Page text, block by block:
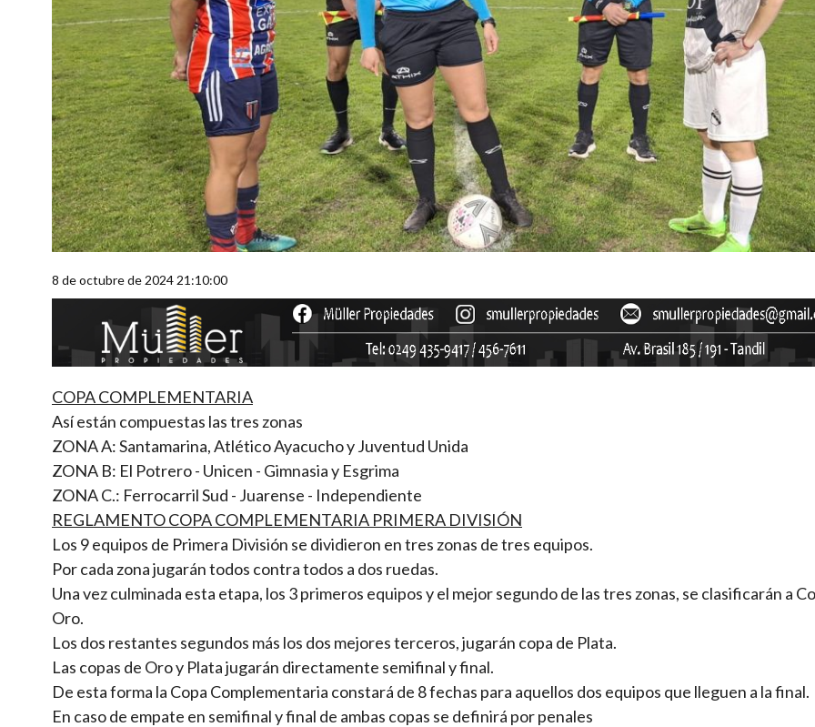
8 de octubre de 2024 21:10:00
COPA COMPLEMENTARIA
Así están compuestas las tres zonas
ZONA A: Santamarina, Atlético Ayacucho y Juventud Unida
ZONA B: El Potrero - Unicen - Gimnasia y Esgrima
ZONA C.: Ferrocarril Sud - Juarense - Independiente
REGLAMENTO COPA COMPLEMENTARIA PRIMERA DIVISIÓN
Los 9 equipos de Primera División se dividieron en tres zonas de tres equipos.
Por cada zona jugarán todos contra todos a dos ruedas.
Una vez culminada esta etapa, los 3 primeros equipos y el mejor segundo de las tres zonas, se clasificarán a
Oro.
Los dos restantes segundos más los dos mejores terceros, jugarán copa de Plata.
Las copas de Oro y Plata jugarán directamente semifinal y final.
De esta forma la Copa Complementaria constará de 8 fechas para aquellos dos equipos que lleguen a la final.
En caso de empate en semifinal y final de ambas copas se definirá por penales